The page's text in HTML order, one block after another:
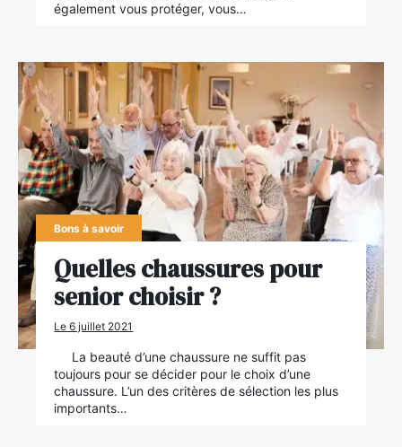
également vous protéger, vous…
Bons à savoir
Quelles chaussures pour
senior choisir ?
Le 6 juillet 2021
La beauté d’une chaussure ne suffit pas
toujours pour se décider pour le choix d’une
chaussure. L’un des critères de sélection les plus
importants…